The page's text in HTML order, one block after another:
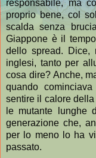
responsabile, ma
proprio bene, col
scalda senza
Giappone è il
dello spread.
inglesi, tanto per
cosa dire? Anche,
quando
sentire il calore
le mutante lunghe
generazione che,
per lo meno lo ha
passato.